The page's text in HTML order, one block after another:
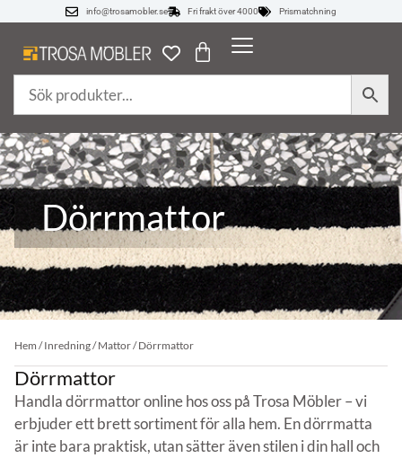
info@trosamobler.se Fri frakt över 4000 Prismatchning
Dörrmattor
Hem /Inredning/Mattor/ Dörrmattor
Dörrmattor
Handla dörrmattor online hos oss på Trosa Möbler – vi
erbjuder ett brett sortiment för alla hem. En dörrmatta
är inte bara praktisk, utan sätter även stilen i din hall och